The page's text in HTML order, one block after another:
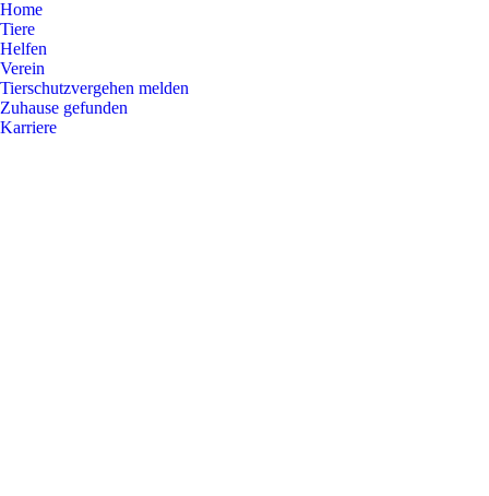
Home
Tiere
Helfen
Verein
Tierschutzvergehen melden
Zuhause gefunden
Karriere